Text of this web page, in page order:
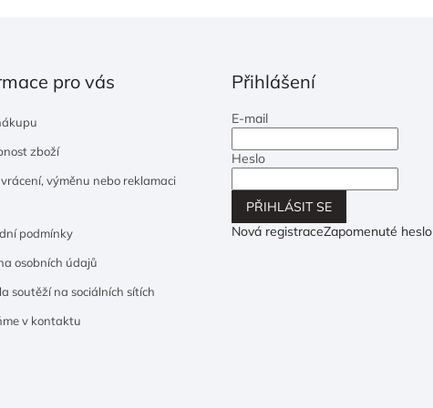
pro vás
zboží
vrácení, výměnu nebo reklamaci
podmínky
osobních údajů
soutěží na sociálních sítích
v kontaktu
Přihlášení
E-mail
Heslo
PŘIHLÁSIT SE
Nová registraceZapomenuté heslo